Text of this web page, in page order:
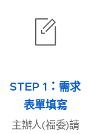
STEP 1： 需求
表單填寫
主辦人(福委)請